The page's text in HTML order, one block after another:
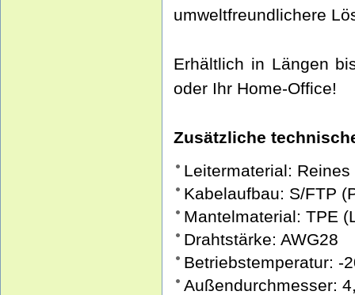
umweltfreundlichere
Erhältlich in Längen
oder Ihr Home-Office!
Zusätzliche
Leitermaterial: Reines
Kabelaufbau: S/FTP
Mantelmaterial: TPE
Drahtstärke: AWG28
Betriebstemperatur: -
Außendurchmesser: